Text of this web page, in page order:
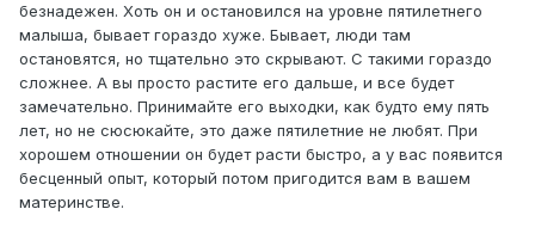
безнадежен. Хоть он и остановился на уровне пятилетнего
малыша, бывает гораздо хуже. Бывает, люди там
остановятся, но тщательно это скрывают. С такими гораздо
сложнее. А вы просто растите его дальше, и все будет
замечательно. Принимайте его выходки, как будто ему пять
лет, но не сюсюкайте, это даже пятилетние не любят. При
хорошем отношении он будет расти быстро, а у вас появится
бесценный опыт, который потом пригодится вам в вашем
материнстве.